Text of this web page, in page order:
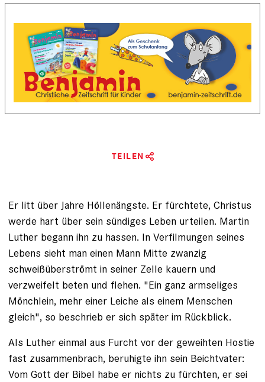
TEILEN
Er litt über Jahre Höllenängste. Er fürchtete, Christus
werde hart über sein sündiges Leben urteilen. Martin
Luther begann ihn zu hassen. In Verfilmungen seines
Lebens sieht man einen Mann Mitte zwanzig
schweißüberströmt in seiner Zelle kauern und
verzweifelt beten und flehen. "Ein ganz armseliges
Mönch­lein, mehr einer Leiche als einem Menschen
gleich", so beschrieb er sich später im Rückblick.
Als Luther einmal aus Furcht vor der geweihten Hostie
fast zusammenbrach, beruhigte ihn sein Beichtvater:
Vom Gott der Bibel habe er nichts zu fürchten, er sei